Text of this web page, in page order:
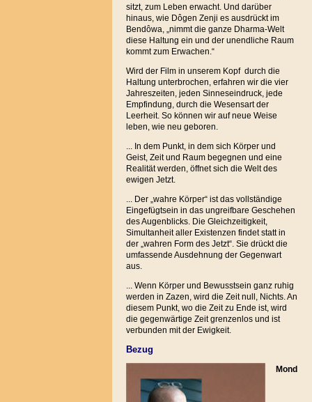
sitzt, zum Leben erwacht. Und darüber
hinaus, wie Dôgen Zenji es ausdrückt im
Bendôwa, „nimmt die ganze Dharma-Welt
diese Haltung ein und der unendliche Raum
kommt zum Erwachen.“
Wird der Film in unserem Kopf durch die
Haltung unterbrochen, erfahren wir die vier
Jahreszeiten, jeden Sinneseindruck, jede
Empfindung, durch die Wesensart der
Leerheit. So können wir auf neue Weise
leben, wie neu geboren.
... In dem Punkt, in dem sich Körper und
Geist, Zeit und Raum begegnen und eine
Realität werden, öffnet sich die Welt des
ewigen Jetzt.
... Der „wahre Körper“ ist das vollständige
Eingefügtsein in das ungreifbare Geschehen
des Augenblicks. Die Gleichzeitigkeit,
Simultanheit aller Existenzen findet statt in
der „wahren Form des Jetzt“. Sie drückt die
umfassende Ausdehnung der Gegenwart
aus.
... Wenn Körper und Bewusstsein ganz ruhig
werden in Zazen, wird die Zeit null, Nichts. An
diesem Punkt, wo die Zeit zu Ende ist, wird
die gegenwärtige Zeit grenzenlos und ist
verbunden mit der Ewigkeit.
Bezug
Mond